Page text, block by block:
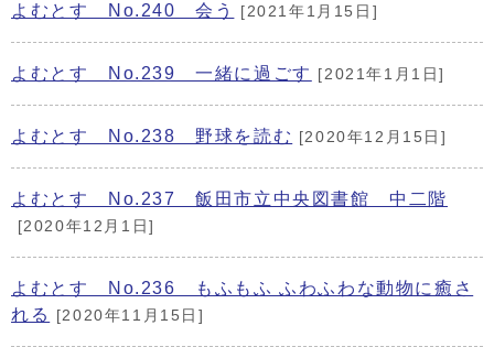
よむとす No.240 会う [2021年1月15日]
よむとす No.239 一緒に過ごす [2021年1月1日]
よむとす No.238 野球を読む [2020年12月15日]
よむとす No.237 飯田市立中央図書館 中二階
[2020年12月1日]
よむとす No.236 もふもふ ふわふわな動物に癒さ
れる
[2020年11月15日]